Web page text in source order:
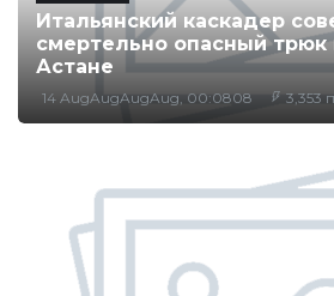
Итальянский каскадер
смертельно опасный трюк
Астане
14 AugAugAugAug, 00:0808 3,353